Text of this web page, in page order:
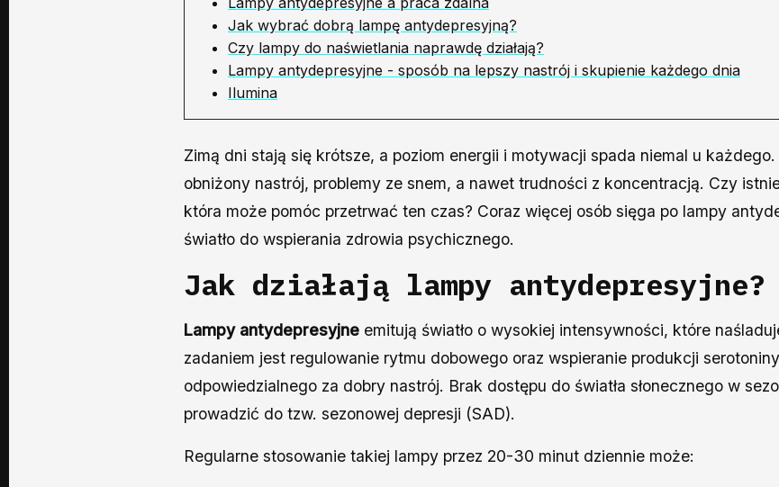
Jak wybrać dobrą lampę antydepresyjną?
Czy lampy do naświetlania naprawdę działają?
Lampy antydepresyjne - sposób na lepszy nastrój i skupienie każdego dnia
Ilumina
Zimą dni stają się krótsze, a poziom energii i motywacji spada niemal u
obniżony nastrój, problemy ze snem, a nawet trudności z koncentracją. Czy
która może pomóc przetrwać ten czas? Coraz więcej osób sięga po lampy
światło do wspierania zdrowia psychicznego.
Jak działają lampy antydepresyjne?
Lampy antydepresyjne emitują światło o wysokiej intensywności, które
zadaniem jest regulowanie rytmu dobowego oraz wspieranie produkcji
odpowiedzialnego za dobry nastrój. Brak dostępu do światła słonecznego w
prowadzić do tzw. sezonowej depresji (SAD).
Regularne stosowanie takiej lampy przez 20-30 minut dziennie może: